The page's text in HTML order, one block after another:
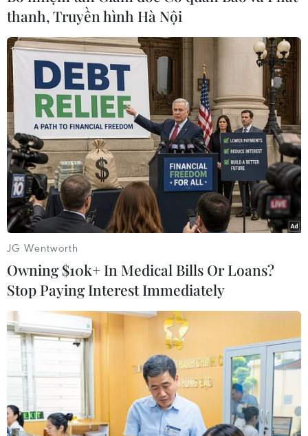
Em nhỏ cùng phụ huynh trải nghiệm làm đèn lồng. (Ảnh: Tuấn
Đức/TTXVN)
Em nhỏ trải nghiệm công nghệ thực tế ảo. (Ảnh: Tuấn
Đức/TTXVN)
thanh, Truyền hình Hà Nội
JG Wentworth
Owning $10k+ In Medical Bills Or Loans?
Stop Paying Interest Immediately